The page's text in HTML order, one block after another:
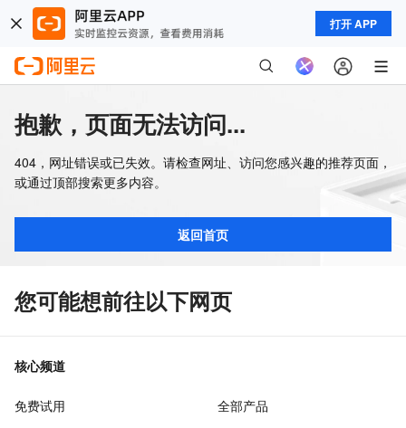
打开 APP
抱歉，页面无法访问...
404，网址错误或已失效。请检查网址、访问您感兴趣的推荐页面，
或通过顶部搜索更多内容。
返回首页
您可能想前往以下网页
核心频道
免费试用 全部产品